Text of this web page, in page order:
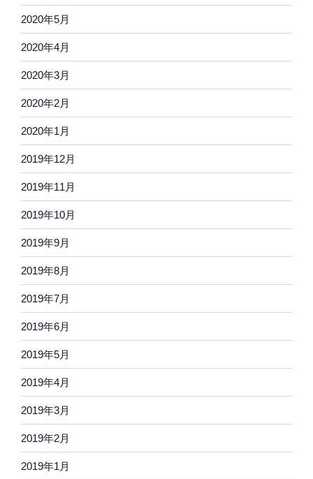
2020年5月
2020年4月
2020年3月
2020年2月
2020年1月
2019年12月
2019年11月
2019年10月
2019年9月
2019年8月
2019年7月
2019年6月
2019年5月
2019年4月
2019年3月
2019年2月
2019年1月